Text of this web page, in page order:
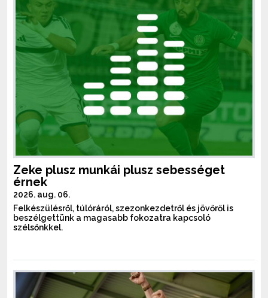
Zeke plusz munkái plusz sebességet
érnek
2026. aug. 06.
Felkészülésről, túlóráról, szezonkezdetről és jövőről is
beszélgettünk a magasabb fokozatra kapcsoló
szélsőnkkel.